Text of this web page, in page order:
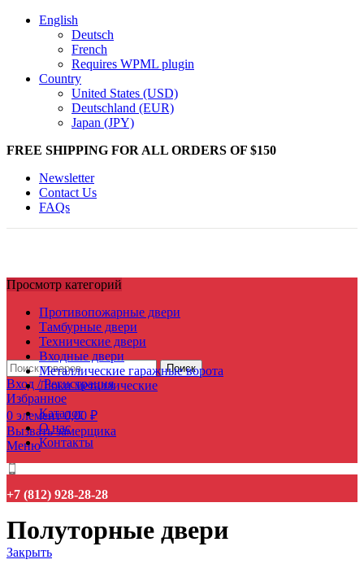
English
Deutsch
French
Requires WPML plugin
Country
United States (USD)
Deutschland (EUR)
Japan (JPY)
FREE SHIPPING FOR ALL ORDERS OF $150
Newsletter
Contact Us
FAQs
Поиск
Вход / Регистрация
Избранное
0 элемент 0,00 ₽
Вызвать замерщика
Меню
Просмотр категорий
Противопожарные двери
Тамбурные двери
Технические двери
Входные двери
Металлические гаражные ворота
Люки металлические
Каталог
О нас
Контакты
+7 (812) 928-28-28
Полуторные двери
Закрыть